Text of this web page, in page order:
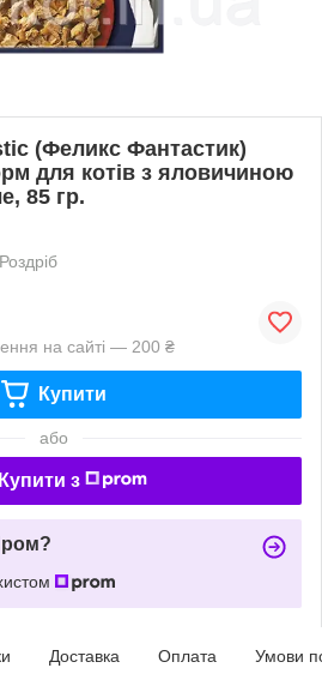
(Феликс Фантастик)
для котів з яловичиною
85 гр.
Роздріб
на сайті — 200 ₴
Купити
або
Купити з
Доставка Оплата Умови